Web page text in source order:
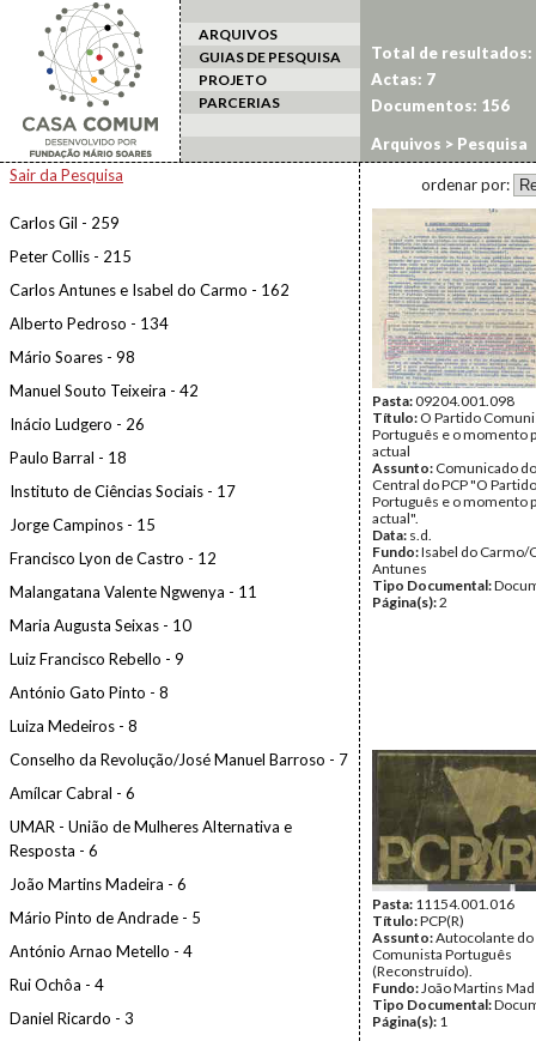
ARQUIVOS
GUIAS DE PESQUISA
PROJETO
PARCERIAS
Arquivos > Pesquisa
Sair da Pesquisa
Carlos Gil - 259
Peter Collis - 215
Carlos Antunes e Isabel do Carmo - 162
Alberto Pedroso - 134
Mário Soares - 98
Manuel Souto Teixeira - 42
Inácio Ludgero - 26
Paulo Barral - 18
Instituto de Ciências Sociais - 17
Jorge Campinos - 15
Francisco Lyon de Castro - 12
Malangatana Valente Ngwenya - 11
Maria Augusta Seixas - 10
Luiz Francisco Rebello - 9
António Gato Pinto - 8
Luiza Medeiros - 8
Conselho da Revolução/José Manuel Barroso - 7
Amílcar Cabral - 6
UMAR - União de Mulheres Alternativa e
Resposta - 6
João Martins Madeira - 6
Mário Pinto de Andrade - 5
António Arnao Metello - 4
Rui Ochôa - 4
Daniel Ricardo - 3
Total de resultados:
Actas: 7
Documentos: 156
ordenar por:
Pasta:09204.001.098
Título: O Partido
Português e o momento
actual
Assunto: Comunicado
Central do PCP "O
Português e o momento
actual".
Data: s.d.
Fundo:Isabel do Carmo/
Antunes
Tipo Documental:
Página(s):2
Pasta: 11154.001.016
Título:PCP(R)
Assunto:Autocolante
Comunista Português
(Reconstruído).
Fundo:João Martins
Tipo Documental:
Página(s): 1